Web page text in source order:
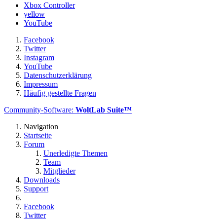
Xbox Controller
yellow
YouTube
Facebook
Twitter
Instagram
YouTube
Datenschutzerklärung
Impressum
Häufig gestellte Fragen
Community-Software: WoltLab Suite™
Navigation
Startseite
Forum
Unerledigte Themen
Team
Mitglieder
Downloads
Support
Facebook
Twitter